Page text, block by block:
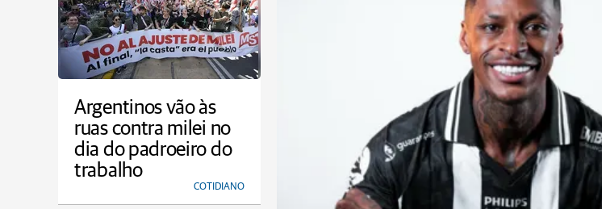
Argentinos vão às
ruas contra milei no
dia do padroeiro do
trabalho
COTIDIANO